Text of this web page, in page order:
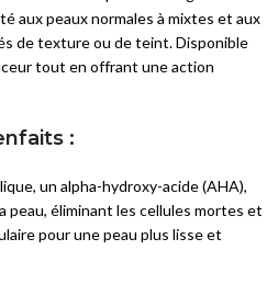
aux peaux normales à mixtes et aux
de texture ou de teint. Disponible
tout en offrant une action
:
un alpha-hydroxy-acide (AHA),
peau, éliminant les cellules mortes et
pour une peau plus lisse et